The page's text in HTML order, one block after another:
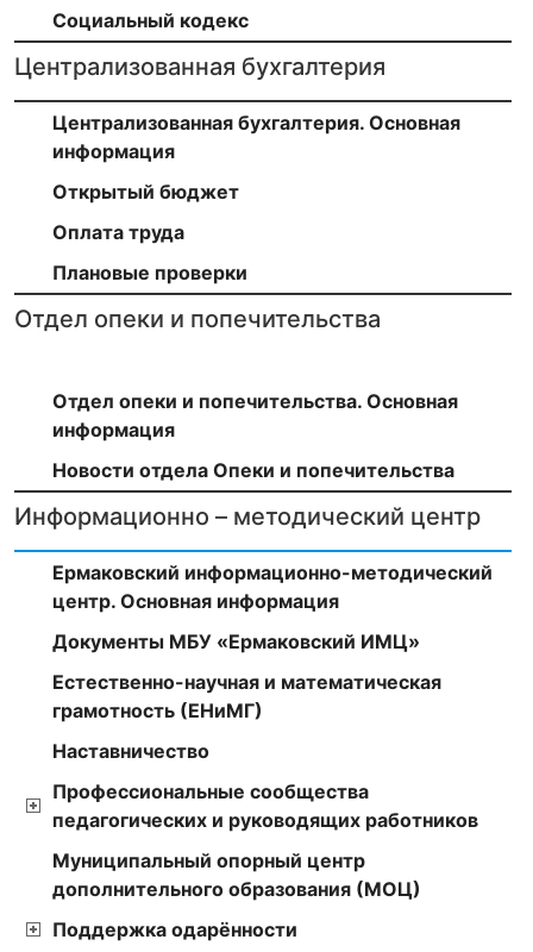
Социальный кодекс
Централизованная бухгалтерия
Централизованная бухгалтерия. Основная
информация
Открытый бюджет
Оплата труда
Плановые проверки
Отдел опеки и попечительства
Отдел опеки и попечительства. Основная
информация
Новости отдела Опеки и попечительства
Информационно – методический центр
Ермаковский информационно-методический
центр. Основная информация
Документы МБУ «Ермаковский ИМЦ»
Естественно-научная и математическая
грамотность (ЕНиМГ)
Наставничество
Профессиональные сообщества
педагогических и руководящих работников
Муниципальный опорный центр
дополнительного образования (МОЦ)
Поддержка одарённости